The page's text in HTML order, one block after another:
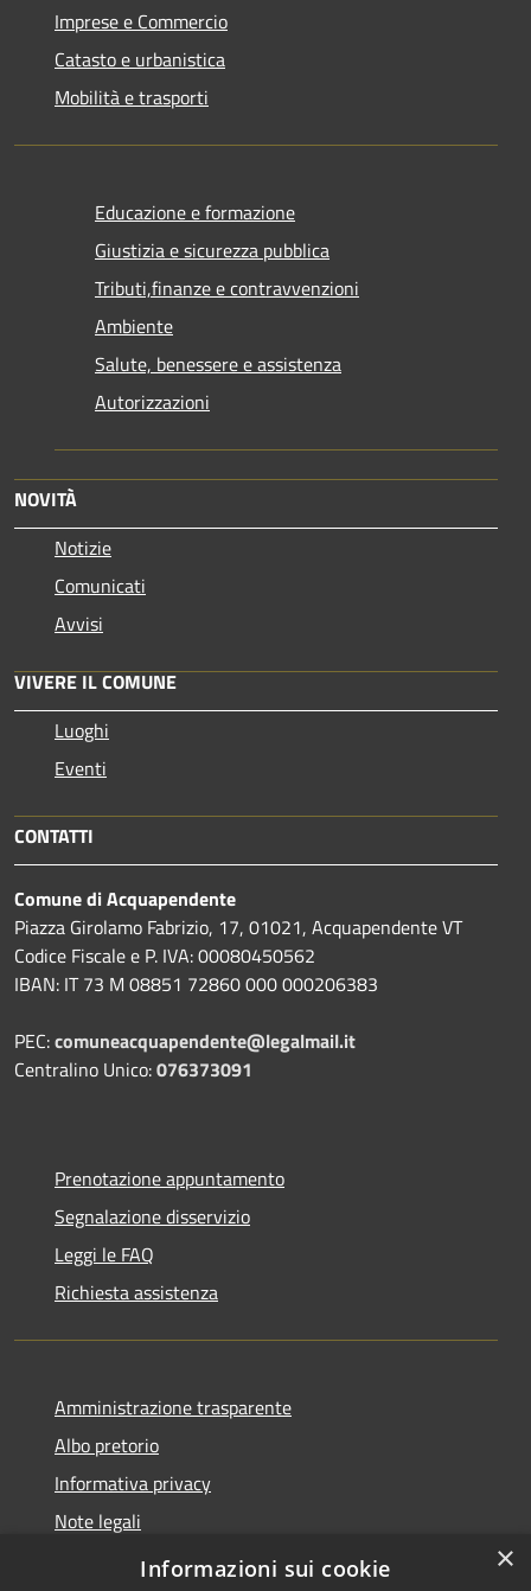
Imprese e Commercio
Catasto e urbanistica
Mobilità e trasporti
Educazione e formazione
Giustizia e sicurezza pubblica
Tributi,finanze e contravvenzioni
Ambiente
Salute, benessere e assistenza
Autorizzazioni
NOVITÀ
Notizie
Comunicati
Avvisi
VIVERE IL COMUNE
Luoghi
Eventi
CONTATTI
Comune di Acquapendente
Piazza Girolamo Fabrizio, 17, 01021, Acquapendente VT
Codice Fiscale e P. IVA: 00080450562
IBAN: IT 73 M 08851 72860 000 000206383
PEC:comuneacquapendente@legalmail.it
Centralino Unico:076373091
Prenotazione appuntamento
Segnalazione disservizio
Leggi le FAQ
Richiesta assistenza
Amministrazione trasparente
Albo pretorio
Informativa privacy
Note legali
Dichiarazione di accessibilità
×
Informazioni sui cookie